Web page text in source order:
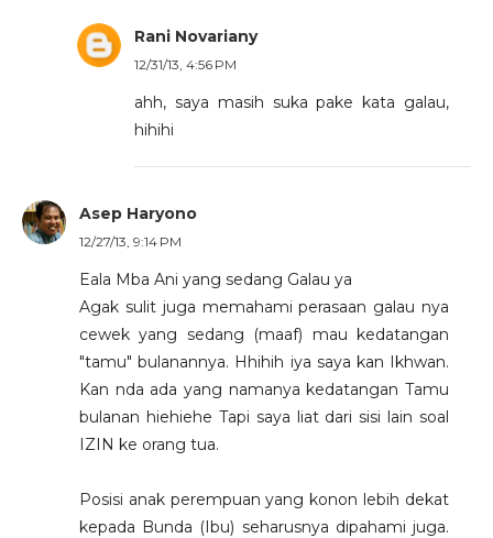
Rani Novariany
12/31/13, 4:56 PM
ahh, saya masih suka pake kata galau,
hihihi
Asep Haryono
12/27/13, 9:14 PM
Eala Mba Ani yang sedang Galau ya
Agak sulit juga memahami perasaan galau nya
cewek yang sedang (maaf) mau kedatangan
"tamu" bulanannya. Hhihih iya saya kan Ikhwan.
Kan nda ada yang namanya kedatangan Tamu
bulanan hiehiehe Tapi saya liat dari sisi lain soal
IZIN ke orang tua.
Posisi anak perempuan yang konon lebih dekat
kepada Bunda (Ibu) seharusnya dipahami juga.